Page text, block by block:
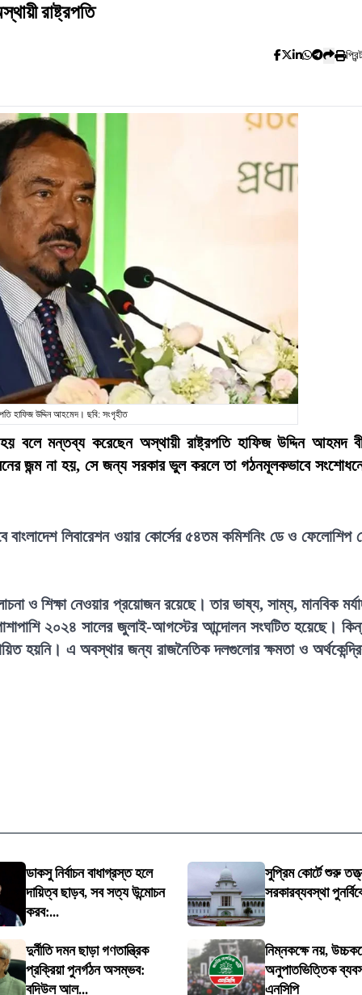
রাষ্ট্রপতি
হাফিজ উদ্দিন আহমেদ। ছবি: সংগৃহীত
বলে মন্তব্য করেছেন অস্থায়ী রাষ্ট্রপতি হাফিজ উদ্দিন আহমদ
জন্ম না হয়, সে জন্য সরকার ভুল করলে তা গঠনমূলকভাবে
লিবারেশন ওয়ার কোর্সের ৫৪তম কমিশনিং ডে ও ফেলোশিপ
ও শিক্ষা নেওয়ার প্রয়োজন রয়েছে। তার ভাষ্য, সাম্য, মানবিক
২০২৪ সালের জুলাই-আগস্টের আন্দোলন সংঘটিত হয়েছে।
হয়নি। এ অবস্থার জন্য রাজনৈতিক দলগুলোর ক্ষমতা ও
ডাকসু নির্বাচন বাধাগ্রস্ত হলে
দায়িত্ব ছাড়ব, সব সত্য উন্মোচন
করব:...
সুপ্রিম কোর্টে শুরু
সরকারব্যবস্থা
দুর্নীতি দমন ছাড়া গণতান্ত্রিক
প্রক্রিয়া পুনর্গঠন অসম্ভব:
বদিউল আল...
নিম্নকক্ষে নয়,
অনুপাতভিত্তিক
এনসিপি